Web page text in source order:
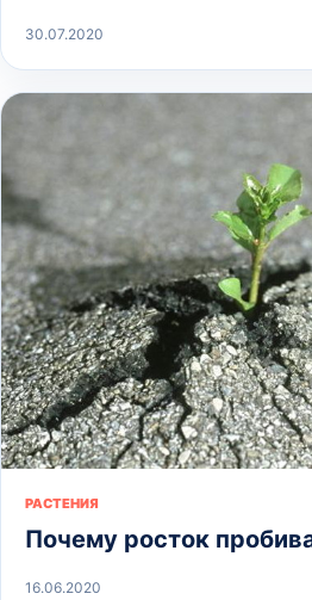
30.07.2020
РАСТЕНИЯ
Почему росток
16.06.2020